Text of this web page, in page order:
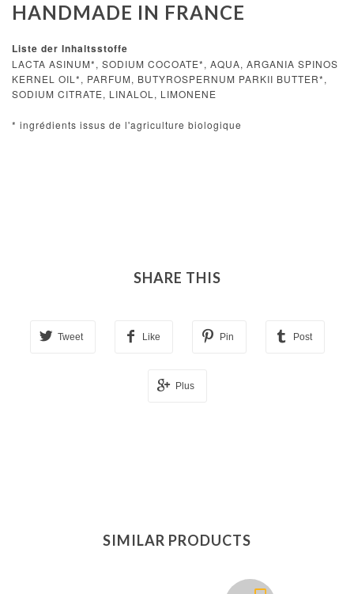
HANDMADE IN FRANCE
Liste der Inhaltsstoffe
LACTA ASINUM*, SODIUM COCOATE*, AQUA, ARGANIA SPINOS
KERNEL OIL*, PARFUM, BUTYROSPERNUM PARKII BUTTER*,
SODIUM CITRATE, LINALOL, LIMONENE
* ingrédients issus de l'agriculture biologique
SHARE THIS
Tweet Like Pin Post
Plus
SIMILAR PRODUCTS